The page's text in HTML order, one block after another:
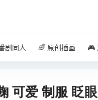
剧同人 🌈 原创插画 🎮
可爱 制服 眨